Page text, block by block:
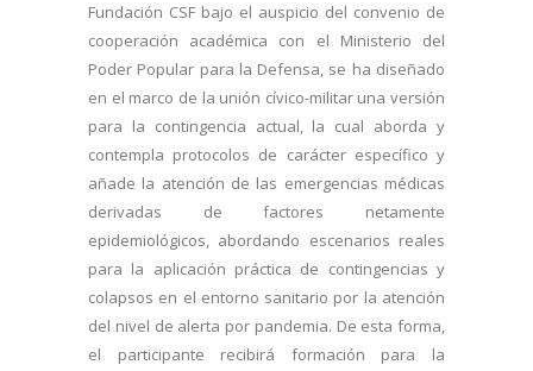
Fundación CSF bajo el auspicio del convenio de
cooperación académica con el Ministerio del
Poder Popular para la Defensa, se ha diseñado
en el marco de la unión cívico-militar una versión
para la contingencia actual, la cual aborda y
contempla protocolos de carácter específico y
añade la atención de las emergencias médicas
derivadas de factores netamente
epidemiológicos, abordando escenarios reales
para la aplicación práctica de contingencias y
colapsos en el entorno sanitario por la atención
del nivel de alerta por pandemia. De esta forma,
el participante recibirá formación para la